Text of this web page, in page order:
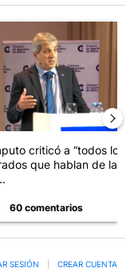
reservas del Banco
criticó a “todos los
que hablan de la
60 comentarios
SESIÓN CREAR CUENTA